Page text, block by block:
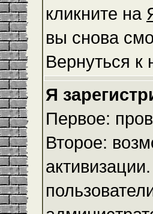
кликните на
вы снова
Вернуться к
Я
Первое:
Второе: